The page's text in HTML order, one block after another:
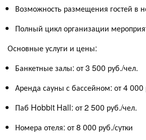
Возможность размещения гостей в
Полный цикл организации
Основные услуги и цены:
Банкетные залы: от 3 500 руб./чел.
Аренда сауны с бассейном: от 4 000
Паб Hobbit Hall: от 2 500 руб./чел.
Номера отеля: от 8 000 руб./сутки